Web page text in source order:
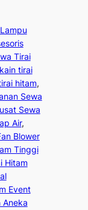
Tirai
kain tirai
hitam
Sewa
Sewa
Air
Blower
Tinggi
Hitam
Event
Aneka